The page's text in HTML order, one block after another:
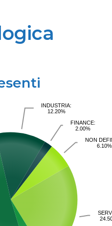
INDUSTRIA:
12.20%
FINANCE:
2.00%
NON
6.10%